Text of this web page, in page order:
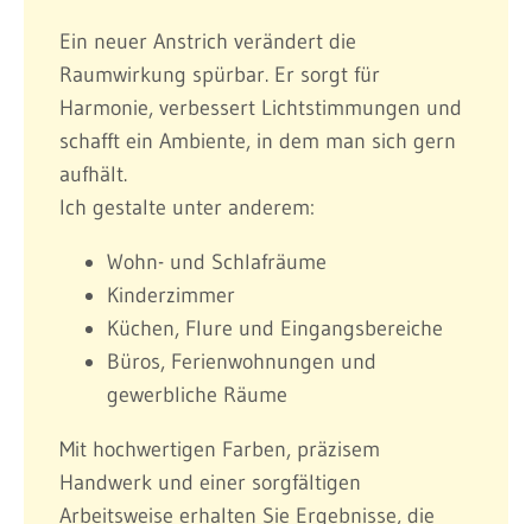
Ein neuer Anstrich verändert die
Raumwirkung spürbar. Er sorgt für
Harmonie, verbessert Lichtstimmungen und
schafft ein Ambiente, in dem man sich gern
aufhält.
Ich gestalte unter anderem:
Wohn- und Schlafräume
Kinderzimmer
Küchen, Flure und Eingangsbereiche
Büros, Ferienwohnungen und
gewerbliche Räume
Mit hochwertigen Farben, präzisem
Handwerk und einer sorgfältigen
Arbeitsweise erhalten Sie Ergebnisse, die